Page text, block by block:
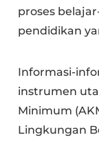
proses
pendidikan
Informasi-
instrumen
Minimum
Lingkungan